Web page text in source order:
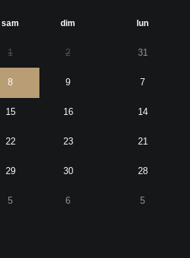
sam dim
1 2
8 9
15 16
22 23
29 30
5 6
lun
31
7
14
21
28
5